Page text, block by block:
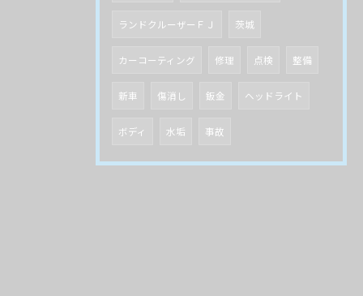
ランドクルーザーＦＪ 茨城
カーコーティング 修理 点検 整備
新車 傷消し 鈑金 ヘッドライト
ボディ 水垢 事故